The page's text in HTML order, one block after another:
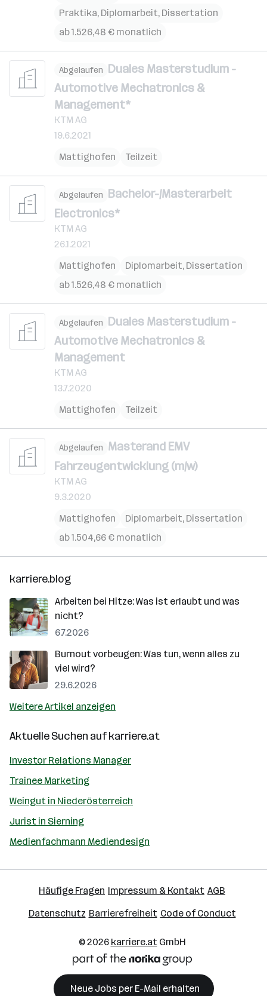
Praktika, Diplomarbeit, Dissertation
ab 1.526,48 € monatlich
Abgelaufen Duales Masterstudium -
Automotive Mechatronics &
Management*
KTM AG
19.6.2021
Mattighofen
Teilzeit
Abgelaufen Bachelor-/Masterarbeit
Electronics*
KTM AG
26.1.2021
Mattighofen
Diplomarbeit, Dissertation
ab 1.526,48 € monatlich
Abgelaufen Duales Masterstudium -
Automotive Mechatronics &
Management
KTM AG
13.7.2020
Mattighofen
Teilzeit
Abgelaufen Masterand EMV
Fahrzeugentwicklung (m/w)
KTM AG
9.3.2020
Mattighofen
Diplomarbeit, Dissertation
ab 1.504,66 € monatlich
karriere.blog
Arbeiten bei Hitze: Was ist erlaubt und was
nicht?
6.7.2026
Burnout vorbeugen: Was tun, wenn alles zu
viel wird?
29.6.2026
Weitere Artikel anzeigen
Aktuelle Suchen aufkarriere.at
Investor Relations Manager
Trainee Marketing
Weingut in Niederösterreich
Jurist in Sierning
Medienfachmann Mediendesign
Häufige Fragen Impressum & Kontakt AGB
Datenschutz Barrierefreiheit Code of Conduct
© 2026 karriere.at GmbH
Neue Jobs per E-Mail erhalten